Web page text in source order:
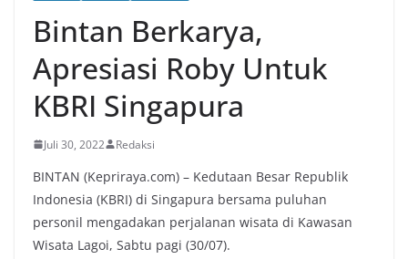
Bintan Berkarya,
Apresiasi Roby Untuk
KBRI Singapura
Juli 30, 2022 Redaksi
BINTAN (Kepriraya.com) – Kedutaan Besar Republik
Indonesia (KBRI) di Singapura bersama puluhan
personil mengadakan perjalanan wisata di Kawasan
Wisata Lagoi, Sabtu pagi (30/07).